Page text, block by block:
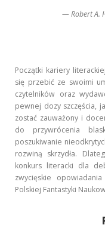
— Robert A.
Początki kariery
się przebić ze swoimi
czytelników oraz
pewnej dozy szczęścia,
zostać zauważony i
do przywrócenia
poszukiwanie
rozwiną skrzydła.
konkurs literacki dla
zwycięskie
Polskiej Fantastyki